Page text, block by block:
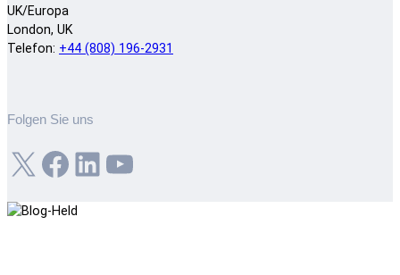
UK/Europa
London, UK
Telefon: +44 (808) 196-2931
Folgen Sie uns
X Facebook LinkedIn YouTube